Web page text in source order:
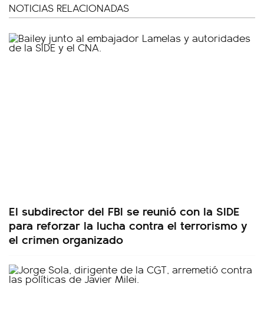
NOTICIAS RELACIONADAS
El subdirector del FBI se reunió con la SIDE
para reforzar la lucha contra el terrorismo y
el crimen organizado